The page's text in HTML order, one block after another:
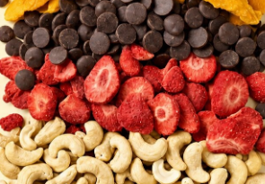
– ideální jsou JUMBO brčka,
rybíz; barvící koncentrát:
guma guar, alginát sodný;
uchování v chladu 4-8°C a temnu do